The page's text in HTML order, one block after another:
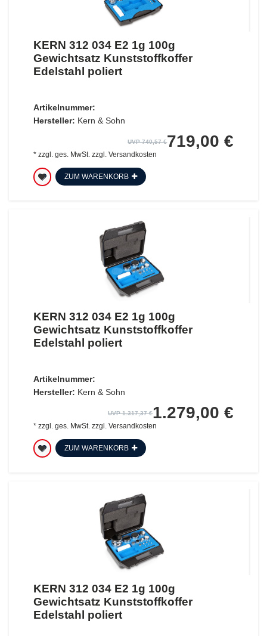
KERN 312 034 E2 1g 100g
Gewichtsatz Kunststoffkoffer
Edelstahl poliert
Artikelnummer:
Hersteller: Kern & Sohn
UVP 740,57 €719,00 €
* zzgl. ges. MwSt. zzgl. Versandkosten
ZUM WARENKORB
KERN 312 034 E2 1g 100g
Gewichtsatz Kunststoffkoffer
Edelstahl poliert
Artikelnummer:
Hersteller: Kern & Sohn
UVP 1.317,37 €1.279,00 €
* zzgl. ges. MwSt.zzgl. Versandkosten
ZUM WARENKORB
KERN 312 034 E2 1g 100g
Gewichtsatz Kunststoffkoffer
Edelstahl poliert